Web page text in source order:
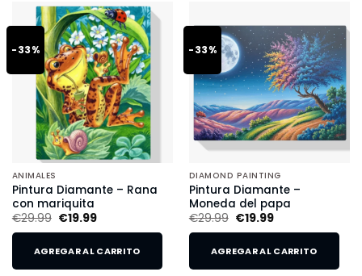
-33%
ANIMALES
Pintura Diamante – Rana
con mariquita
€29.99 €19.99
AGREGAR AL CARRITO
-33%
DIAMOND PAINTING
Pintura Diamante –
Moneda del papa
€29.99 €19.99
AGREGAR AL CARRITO